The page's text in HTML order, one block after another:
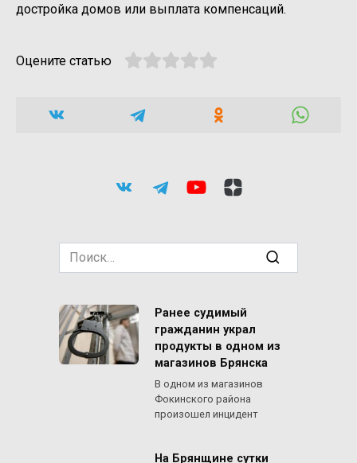
достройка домов или выплата компенсаций.
Оцените статью
Search
for:
Ранее судимый
гражданин украл
продукты в одном из
магазинов Брянска
В одном из магазинов
Фокинского района
произошел инцидент
На Брянщине сутки